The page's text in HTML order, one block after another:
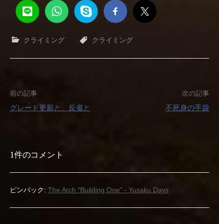
クライミング クライミング
投
稿
ビ
ゲ
ー
前の記事
グレード更新と、反省と
次の記事
不死身の手袋
1件のコメント
ピンバック: The Arch "Building One" - Yusaku Days